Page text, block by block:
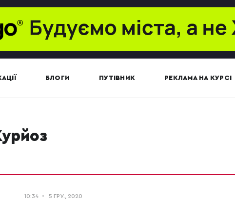
БЛОГИ ПУТІВНИК РЕКЛАМА НА КУРСІ
курйоз
10:34 5 ГРУ., 2020